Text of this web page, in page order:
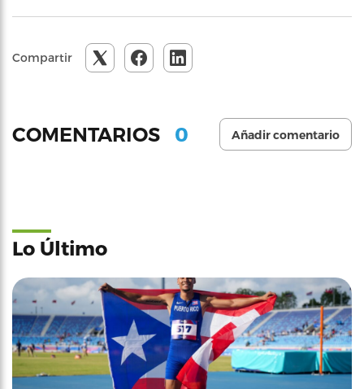
Compartir
COMENTARIOS 0 Añadir comentario
Lo Último